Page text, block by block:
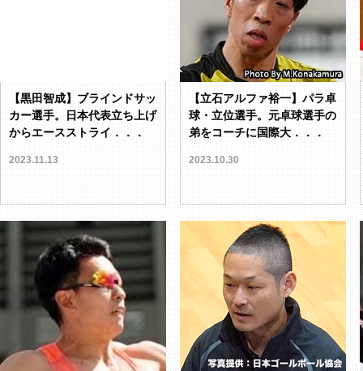
【黒田智成】ブラインドサッ
カー選手。日本代表立ち上げ
からエースストライ．．．
2023.11.13
【立石アルファ裕一】パラ卓
球・立位選手。元卓球選手の
弟をコーチに国際大．．．
2023.10.30